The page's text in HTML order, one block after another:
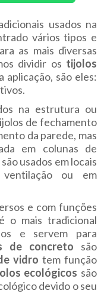
usados na
vários tipos e
as mais diversas
dividir os tijolos
aplicação, são eles:
na estrutura ou
de fechamento
da parede, mas
em colunas de
são usados em locais
ventilação ou em
e com funções
é o mais tradicional
e servem para
de concreto são
vidro tem função
ecológicos são
devido o seu